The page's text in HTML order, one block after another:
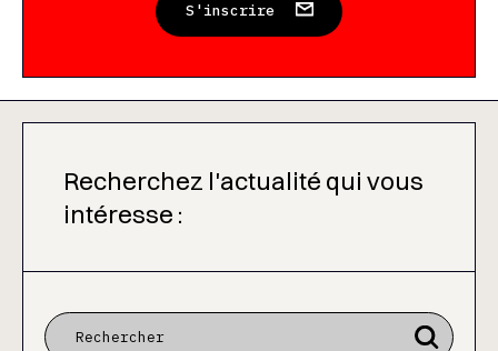
S'inscrire
Recherchez l'actualité qui vous
intéresse :